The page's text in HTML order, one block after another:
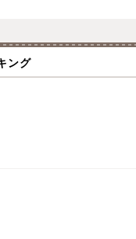
ング